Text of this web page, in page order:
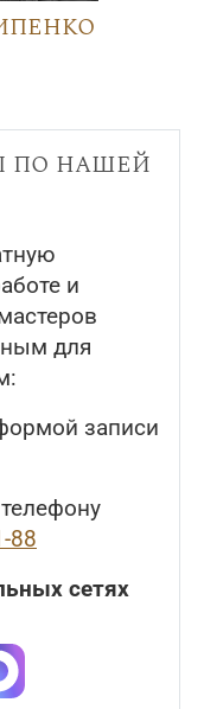
по нашей
и
для
записи
88
сетях